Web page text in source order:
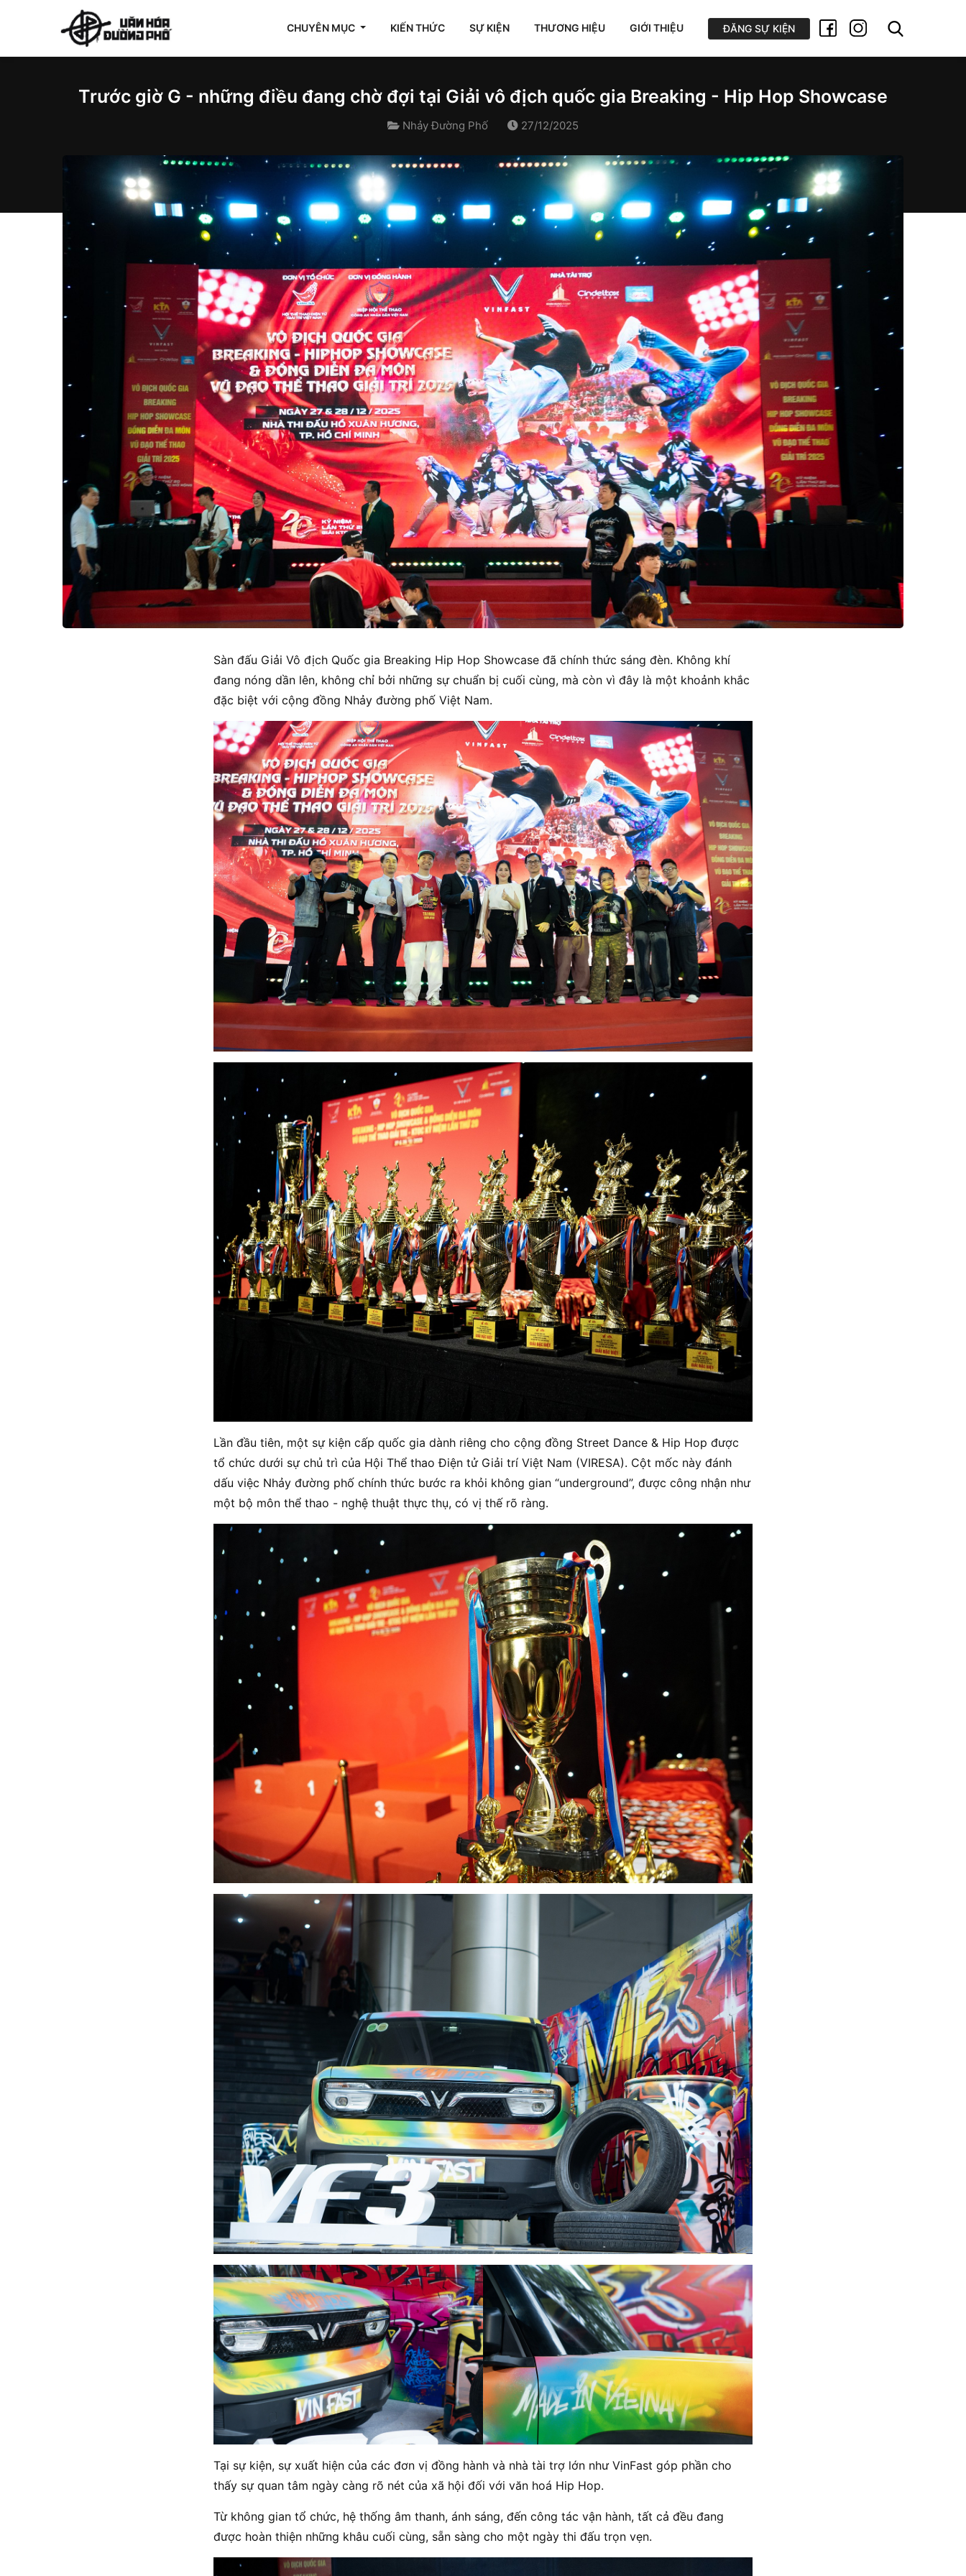
CHUYÊN MỤC KIẾN THỨC SỰ KIỆN THƯƠNG HIỆU GIỚI THIỆU ĐĂNG SỰ KIỆN
Trước giờ G - những điều đang chờ đợi tại Giải vô địch quốc gia Breaking - Hip Hop Showcase
Nhảy Đường Phố 27/12/2025
Sàn đấu Giải Vô địch Quốc gia Breaking Hip Hop Showcase đã chính thức sáng đèn. Không khí
đang nóng dần lên, không chỉ bởi những sự chuẩn bị cuối cùng, mà còn vì đây là một khoảnh khắc
đặc biệt với cộng đồng Nhảy đường phố Việt Nam.
Lần đầu tiên, một sự kiện cấp quốc gia dành riêng cho cộng đồng Street Dance & Hip Hop được
tổ chức dưới sự chủ trì của Hội Thể thao Điện tử Giải trí Việt Nam (VIRESA). Cột mốc này đánh
dấu việc Nhảy đường phố chính thức bước ra khỏi không gian “underground”, được công nhận như
một bộ môn thể thao - nghệ thuật thực thụ, có vị thế rõ ràng.
Tại sự kiện, sự xuất hiện của các đơn vị đồng hành và nhà tài trợ lớn như VinFast góp phần cho
thấy sự quan tâm ngày càng rõ nét của xã hội đối với văn hoá Hip Hop.
Từ không gian tổ chức, hệ thống âm thanh, ánh sáng, đến công tác vận hành, tất cả đều đang
được hoàn thiện những khâu cuối cùng, sẵn sàng cho một ngày thi đấu trọn vẹn.